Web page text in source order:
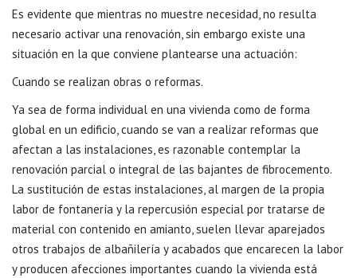
Es evidente que mientras no muestre necesidad, no resulta
necesario activar una renovación, sin embargo existe una
situación en la que conviene plantearse una actuación:
Cuando se realizan obras o reformas.
Ya sea de forma individual en una vivienda como de forma
global en un edificio, cuando se van a realizar reformas que
afectan a las instalaciones, es razonable contemplar la
renovación parcial o integral de las bajantes de fibrocemento.
La sustitución de estas instalaciones, al margen de la propia
labor de fontanería y la repercusión especial por tratarse de
material con contenido en amianto, suelen llevar aparejados
otros trabajos de albañilería y acabados que encarecen la labor
y producen afecciones importantes cuando la vivienda está